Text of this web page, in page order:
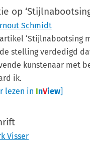
op
Schmidt
‘Stijlnabootsing
stelling verdedigd
kunstenaar met
ik.
lezen in InView]
Visser